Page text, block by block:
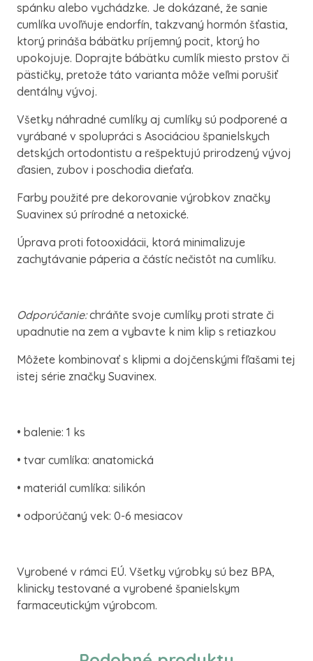
spánku alebo vychádzke. Je dokázané, že sanie
cumlíka uvoľňuje endorfín, takzvaný hormón šťastia,
ktorý prináša bábätku príjemný pocit, ktorý ho
upokojuje. Doprajte bábätku cumlík miesto prstov či
pästičky, pretože táto varianta môže veľmi porušiť
dentálny vývoj.
Všetky náhradné cumlíky aj cumlíky sú podporené a
vyrábané v spolupráci s Asociáciou španielskych
detských ortodontistu a rešpektujú prirodzený vývoj
ďasien, zubov i poschodia dieťaťa.
Farby použité pre dekorovanie výrobkov značky
Suavinex sú prírodné a netoxické.
Úprava proti fotooxidácii, ktorá minimalizuje
zachytávanie páperia a částíc nečistôt na cumlíku.
Odporúčanie:chráňte svoje cumlíky proti strate či
upadnutie na zem a vybavte k nim klip s retiazkou
Môžete kombinovať s klipmi a dojčenskými fľašami tej
istej série značky Suavinex.
• balenie: 1 ks
• tvar cumlíka: anatomická
• materiál cumlíka: silikón
• odporúčaný vek: 0-6 mesiacov
Vyrobené v rámci EÚ. Všetky výrobky sú bez BPA,
klinicky testované a vyrobené španielskym
farmaceutickým výrobcom.